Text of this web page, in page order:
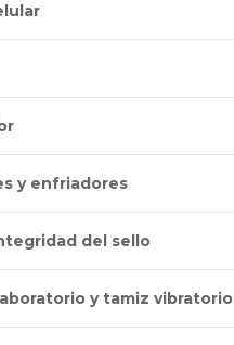
y enfriadores
del sello
y tamiz vibratorio